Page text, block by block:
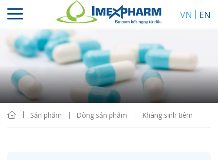
VN EN
Sản phẩm Dòng sản phẩm Kháng sinh tiêm
Sắp xếp
Hiển thị